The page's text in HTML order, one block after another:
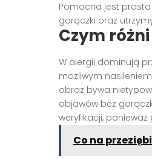
Pomocna jest
gorączki oraz
Czym
W alergii dominują
możliwym
obraz bywa
objawów bez
weryfikacji,
Co na